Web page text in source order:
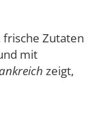
Zutaten
mit
zeigt,